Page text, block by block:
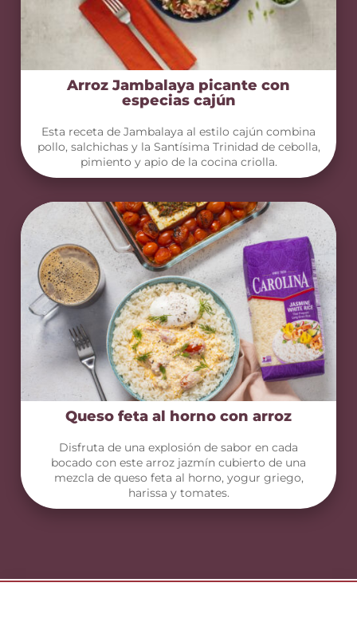
Arroz Jambalaya picante con
especias cajún
Esta receta de Jambalaya al estilo cajún combina
pollo, salchichas y la Santísima Trinidad de cebolla,
pimiento y apio de la cocina criolla.
Queso feta al horno con arroz
Disfruta de una explosión de sabor en cada
bocado con este arroz jazmín cubierto de una
mezcla de queso feta al horno, yogur griego,
harissa y tomates.